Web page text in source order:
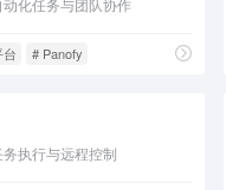
# Panofy
执行与远程控制